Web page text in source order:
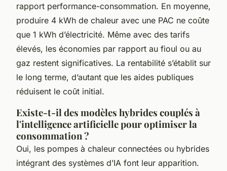
rapport performance-consommation. En moyenne,
produire 4 kWh de chaleur avec une PAC ne coûte
que 1 kWh d’électricité. Même avec des tarifs
élevés, les économies par rapport au fioul ou au
gaz restent significatives. La rentabilité s’établit sur
le long terme, d’autant que les aides publiques
réduisent le coût initial.
Existe-t-il des modèles hybrides couplés à
l'intelligence artificielle pour optimiser la
consommation ?
Oui, les pompes à chaleur connectées ou hybrides
intégrant des systèmes d’IA font leur apparition.